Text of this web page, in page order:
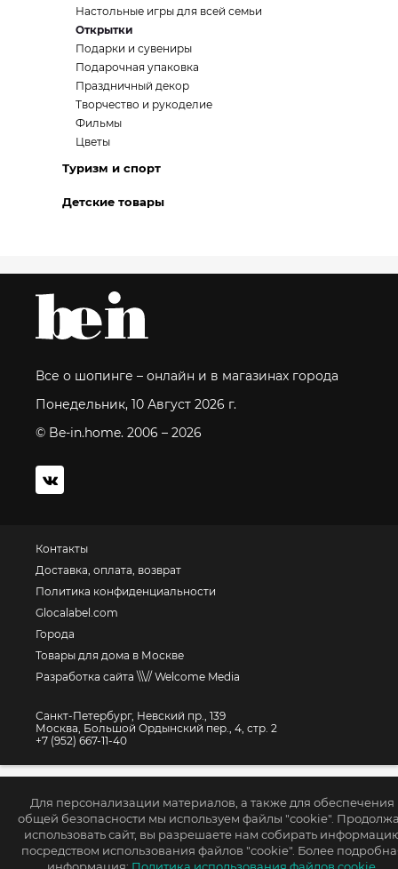
Для персонализации материалов, а также для обеспечения
общей безопасности мы используем файлы "cookie".
использовать сайт, вы разрешаете нам собирать
посредством использования файлов "cookie". Более
Настольные игры для всей семьи
Открытки
Подарки и сувениры
Подарочная упаковка
Праздничный декор
Творчество и рукоделие
Фильмы
Цветы
Туризм и спорт
Детские товары
Все о шопинге – онлайн и в магазинах города
Понедельник, 10 Август 2026 г.
© Be-in.home. 2006 – 2026
Контакты
Доставка, оплата, возврат
Политика конфиденциальности
Glocalabel.com
Города
Товары для дома в Москве
Разработка сайта \\\// Welcome Media
Санкт-Петербург, Невский пр., 139
Москва, Большой Ордынский пер., 4, стр. 2
+7 (952) 667-11-40